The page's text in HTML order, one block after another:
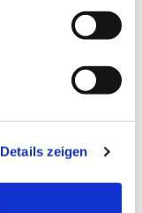
Details zeigen